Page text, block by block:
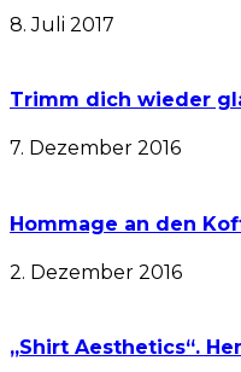
8. Juli 2017
Trimm dich wieder
7. Dezember 2016
Hommage an den
2. Dezember 2016
„Shirt Aesthetics“.